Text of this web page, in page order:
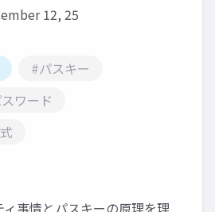
12, 25
#パスキー
ワード
事情とパスキーの原理を理